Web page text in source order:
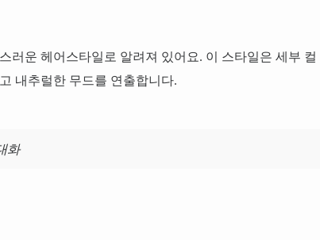
러운 헤어스타일로 알려져 있어요. 이 스타일은 세부 컬
내추럴한 무드를 연출합니다.
화